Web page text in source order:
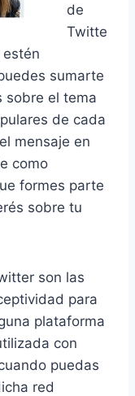
de
Twitte
sumarte
sobre el tema
de cada
mensaje en
como
formes parte
sobre tu
son las
para
plataforma
con
puedas
red